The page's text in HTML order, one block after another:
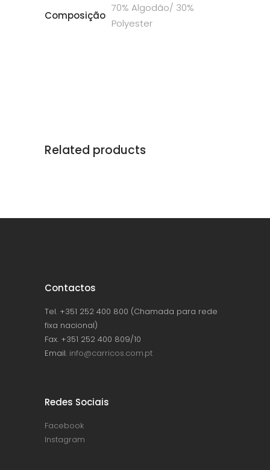
Composição
70% Algodão/ 30%
Polyester
Related products
Redes Sociais
Facebook
Instagram
Contactos
Tel. +351 252 400 800 (Chamada para rede
fixa nacional)
Fax. +351 252 400 809/10
Email. info@carricos.com.pt